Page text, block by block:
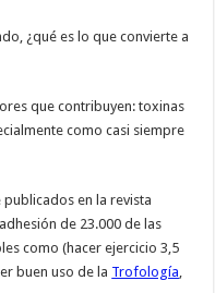
¿qué es lo que convierte a
que contribuyen: toxinas
como casi siempre
en la revista
de 23.000 de las
como (hacer ejercicio 3,5
buen uso de la Trofología